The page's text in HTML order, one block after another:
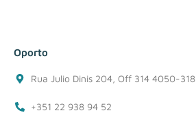
Oporto
Rua Julio Dinis 204, Off 314 4050-318
+351 22 938 94 52